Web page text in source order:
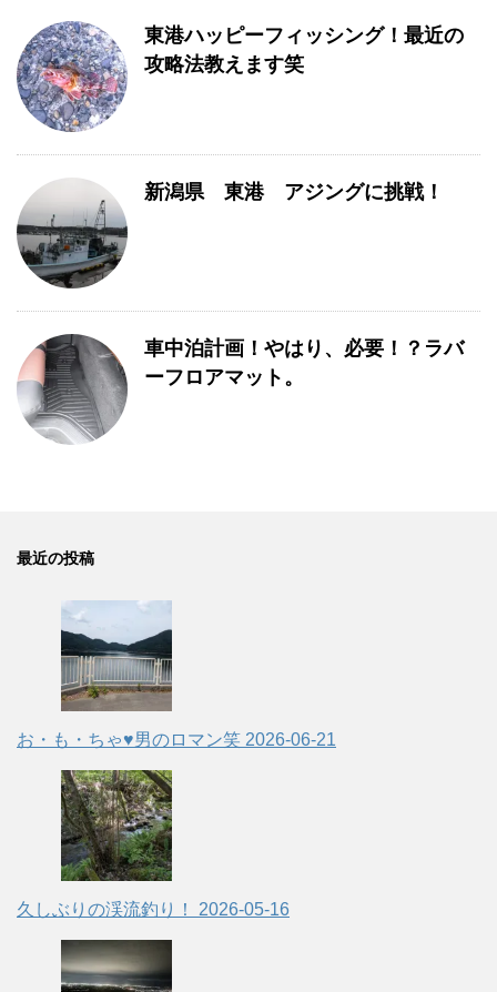
東港ハッピーフィッシング！最近の
攻略法教えます笑
新潟県 東港 アジングに挑戦！
車中泊計画！やはり、必要！？ラバ
ーフロアマット。
最近の投稿
お・も・ちゃ♥男のロマン笑 2026-06-21
久しぶりの渓流釣り！ 2026-05-16